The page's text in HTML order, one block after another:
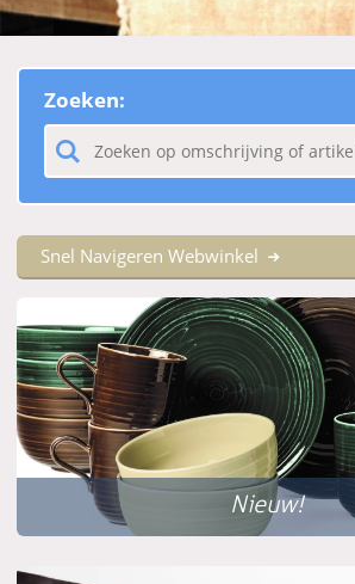
Zoeken:
Snel Navigeren Webwinkel
Nieuw!